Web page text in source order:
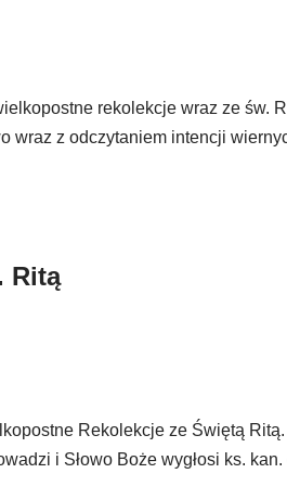
rekolekcje wraz ze św.
z odczytaniem intencji
Ritą
Rekolekcje ze Świętą
i Słowo Boże wygłosi ks.